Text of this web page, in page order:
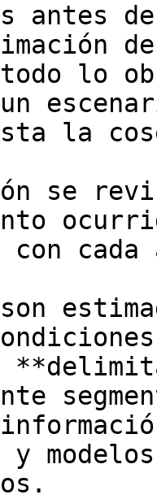
antes
lo
la
se
con
y